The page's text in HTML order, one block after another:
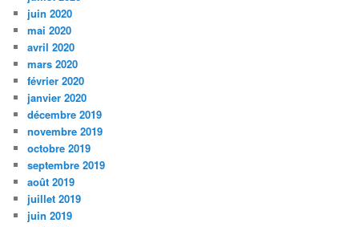
juin 2020
mai 2020
avril 2020
mars 2020
février 2020
janvier 2020
décembre 2019
novembre 2019
octobre 2019
septembre 2019
août 2019
juillet 2019
juin 2019